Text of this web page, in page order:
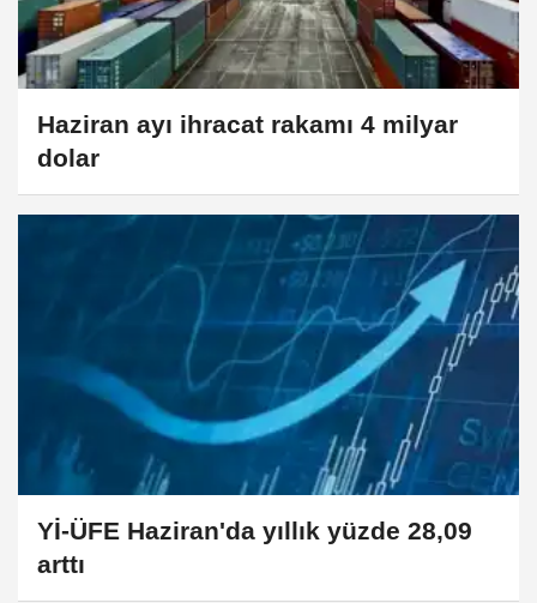
Haziran ayı ihracat rakamı 4 milyar
dolar
Yİ-ÜFE Haziran'da yıllık yüzde 28,09
arttı